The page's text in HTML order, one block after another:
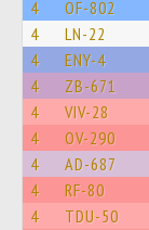
4 OF-802
4 LN-22
4 ENY-4
4 ZB-671
4 VIV-28
4 OV-290
4 AD-687
4 RF-80
4 TDU-50